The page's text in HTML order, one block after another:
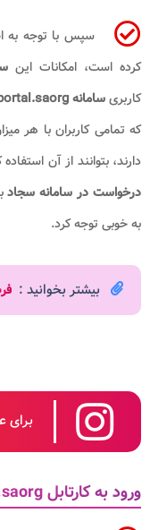
سپس با توجه به
کرده است، امکانات این
کاربریسامانه portal.saorg​
که تمامی کاربران با هر
دارند، بتوانند از آن
درخواست در سامانه سجاد
به خوبی توجه کرد.
بیشتر بخوانید :
برای
ورود به کارتابل portal.saorg